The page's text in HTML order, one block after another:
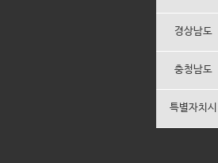
충청남도
특별자치시
경상남도
충청남도
특별자치시